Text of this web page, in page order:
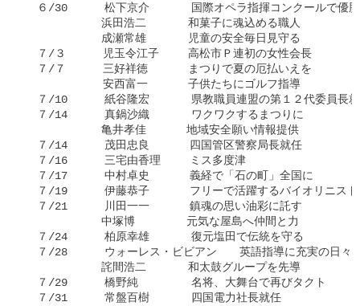
  ６/30    　松下京介　　   国際オペラ指揮コンクールで優勝
     　　　　浜田浩二　　   和菓子に魂込める職人
     　　　　成瀬常雄　　   児童の安全毎日見守る
  ７/３   　 児玉令江子　　 高松市Ｐ連初の女性会長
  ７/７    　三好祥徳　　　 まつりで夏の厄払いえを
       　　　安西富一 　　　子供たちにゴルフ指導
７/10    　紙谷隆宏　   　県教職員連盟の第１２代委員長
  ７/14    　真鍋沙織   　　ワクワクするまつりに
     　　　　亀井孝佳　　　 地域安全願い情報提供
  ７/14    　茂田忠良　 　　四国管区警察局長就任
  ７/16    　三宅由香理　　 ミス多度津
  ７/17    　中村卓史　　 　義経で「石の町」全国に
  ７/19    　伊藤恭子　 　　フリーで活躍するバイオリニスト
  ７/21    　川田一一 　　　鎮魂の思い油彩に託す
     　　　　中塚博　 　　　元気な屋島へ仲間と力
  ７/24    　柏原幸雄　  　 復元塩田で伝統を守る
  ７/28    　ウォーレス・ビビアン　　英語指導に充実の日々
     　　　　詫間浩二　　   和太鼓グループを先導
  ７/29    　橋野純　　　   名将、大舞台で再びタクト
  ７/31    　常盤百樹　　   四国電力社長就任